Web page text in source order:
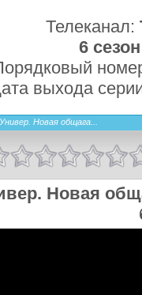
Телеканал:
6 сезон
выхода
Универ. Новая общага...
Новая